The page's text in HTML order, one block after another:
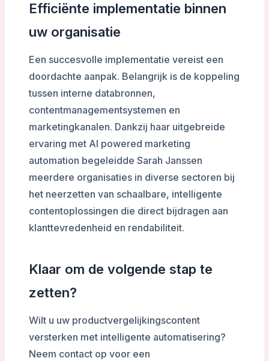
Efficiënte implementatie binnen
uw organisatie
Een succesvolle implementatie vereist een
doordachte aanpak. Belangrijk is de koppeling
tussen interne databronnen,
contentmanagementsystemen en
marketingkanalen. Dankzij haar uitgebreide
ervaring met AI powered marketing
automation begeleidde Sarah Janssen
meerdere organisaties in diverse sectoren bij
het neerzetten van schaalbare, intelligente
contentoplossingen die direct bijdragen aan
klanttevredenheid en rendabiliteit.
Klaar om de volgende stap te
zetten?
Wilt u uw productvergelijkingscontent
versterken met intelligente automatisering?
Neem contact op voor een